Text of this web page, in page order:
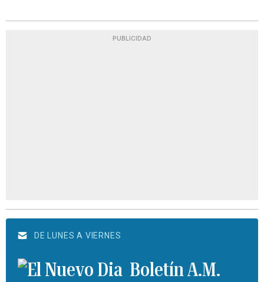
PUBLICIDAD
DE LUNES A VIERNES
Boletín A.M.